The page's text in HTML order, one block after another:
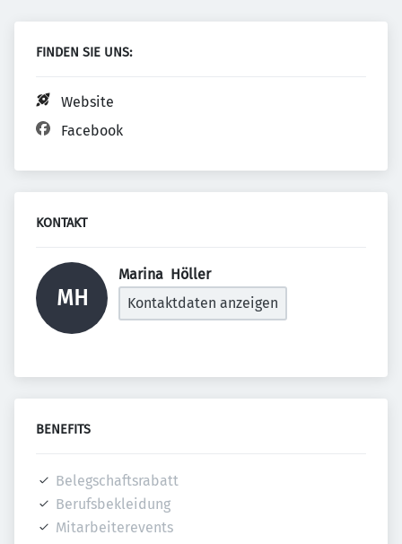
FINDEN SIE UNS:
Website
Facebook
KONTAKT
MH
Marina  Höller
Kontaktdaten anzeigen
BENEFITS
Belegschaftsrabatt
Berufsbekleidung
Mitarbeiterevents